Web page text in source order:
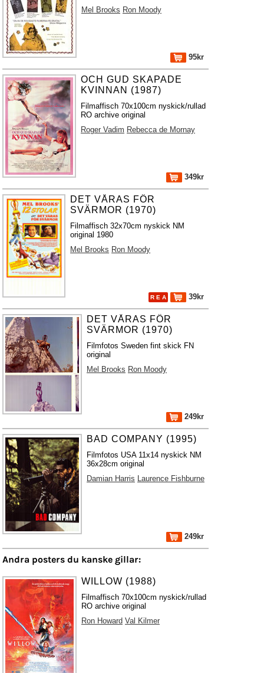
Mel Brooks Ron Moody
95kr
OCH GUD SKAPADE
KVINNAN (1987)
Filmaffisch 70x100cm nyskick/rullad
RO archive original
Roger Vadim Rebecca de Mornay
349kr
DET VÅRAS FÖR
SVÄRMOR (1970)
Filmaffisch 32x70cm nyskick NM
original 1980
Mel Brooks Ron Moody
R E A 39kr
DET VÅRAS FÖR
SVÄRMOR (1970)
Filmfotos Sweden fint skick FN
original
Mel Brooks Ron Moody
249kr
BAD COMPANY (1995)
Filmfotos USA 11x14 nyskick NM
36x28cm original
Damian Harris Laurence Fishburne
249kr
Andra posters du kanske gillar:
WILLOW (1988)
Filmaffisch 70x100cm nyskick/rullad
RO archive original
Ron Howard Val Kilmer